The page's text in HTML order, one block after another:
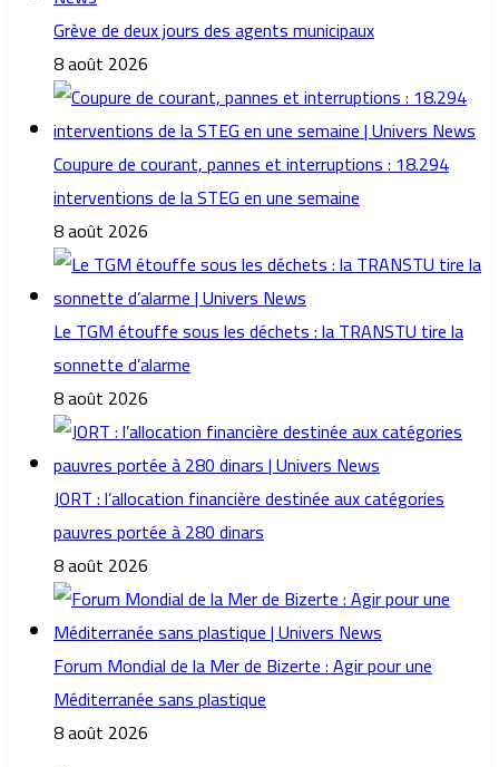
Grève de deux jours des agents municipaux
8 août 2026
Coupure de courant, pannes et interruptions : 18.294
interventions de la STEG en une semaine
8 août 2026
Le TGM étouffe sous les déchets : la TRANSTU tire la
sonnette d’alarme
8 août 2026
JORT : l’allocation financière destinée aux catégories
pauvres portée à 280 dinars
8 août 2026
Forum Mondial de la Mer de Bizerte : Agir pour une
Méditerranée sans plastique
8 août 2026